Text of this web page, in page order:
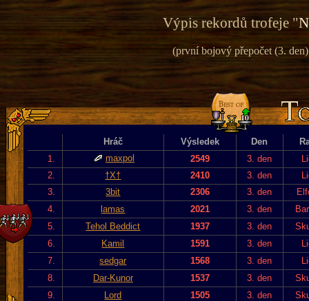
Výpis rekordů trofeje "
(první bojový přepočet (3.
Hráč Výsledek Den
1.
maxpol 2549 3. den
2.
†X† 2410 3. den
3.
3bit 2306 3. den
4.
lamas 2021 3. den
5.
Tehol Beddict 1937 3. den
6.
Kamil 1591 3. den
7.
sedgar 1568 3. den
8.
Dar-Kunor 1537 3. den
9.
Lord 1505 3. den